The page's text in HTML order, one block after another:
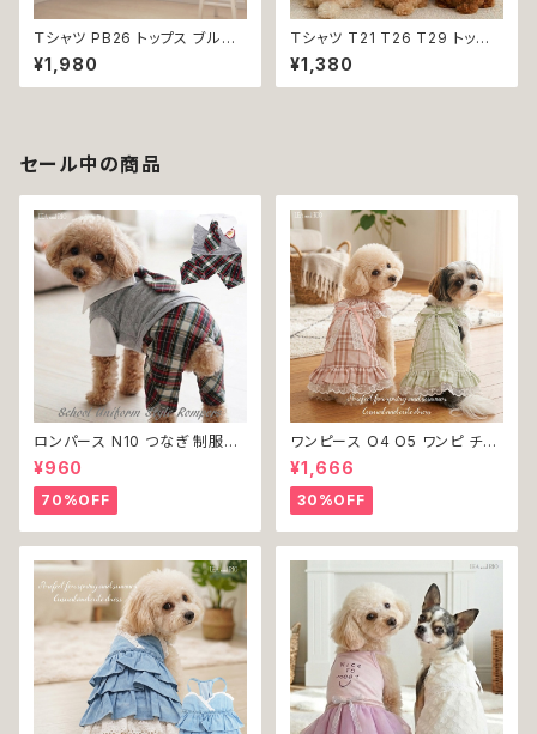
Ｔシャツ PB26 トップス ブルー
野球 くま ドックウェア 小型犬
犬 猫 dog cat ペット 服 犬服
返品交換不可
¥1,980
Ｔシャツ T21 T26 T29 トップ
ス ノースリーブ メッシュ 夏 蒸
れにくい 犬 猫 ペット 犬の服 猫
の服 犬服 猫服 返品交換不可
¥1,380
セール中の商品
ロンパース N10 つなぎ 制服風
チェック柄 グレー 灰色 コスチュ
ーム コスプレ ドッグウェア dog
犬 猫 ペット 服 犬服 洋服 オシ
ャレ かわいい 小型犬 返品交換
不可
¥960
70%OFF
ワンピース O4 O5 ワンピ チェ
ック プリーツ レース 女の子 犬
犬服 小型 猫 服 洋服 ペット do
g ドッグウェア おしゃれ かわい
い 返品交換不可
¥1,666
30%OFF